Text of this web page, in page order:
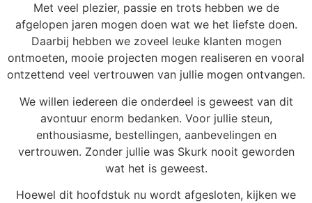
Met veel plezier, passie en trots hebben we de
afgelopen jaren mogen doen wat we het liefste doen.
Daarbij hebben we zoveel leuke klanten mogen
ontmoeten, mooie projecten mogen realiseren en vooral
ontzettend veel vertrouwen van jullie mogen ontvangen.
We willen iedereen die onderdeel is geweest van dit
avontuur enorm bedanken. Voor jullie steun,
enthousiasme, bestellingen, aanbevelingen en
vertrouwen. Zonder jullie was Skurk nooit geworden
wat het is geweest.
Hoewel dit hoofdstuk nu wordt afgesloten, kijken we